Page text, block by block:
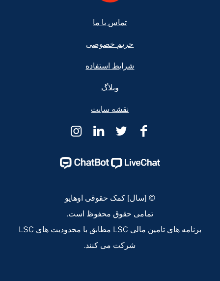
تماس با ما
حریم خصوصی
شرایط استفاده
وبلاگ
نقشه سایت
کمک
اوهایو
Page
کمک
اوهایو
Page
کمک
اوهایو
Page
کمک
اوهایو
Page
© [سال] کمک حقوقی اوهایو
تمامی حقوق محفوظ است.
برنامه های تامین مالی LSC مطابق با محدودیت های LSC
شرکت می کنند.